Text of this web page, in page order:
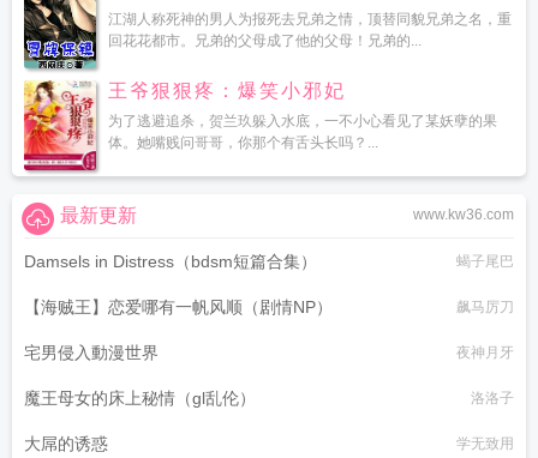
江湖人称死神的男人为报死去兄弟之情，顶替同貌兄弟之名，重
回花花都市。兄弟的父母成了他的父母！兄弟的...
王爷狠狠疼：爆笑小邪妃
为了逃避追杀，贺兰玖躲入水底，一不小心看见了某妖孽的果
体。她嘴贱问哥哥，你那个有舌头长吗？...
www.kw36.com
最新更新
Damsels in Distress（bdsm短篇合集） 蝎子尾巴
【海贼王】恋爱哪有一帆风顺（剧情NP） 飙马厉刀
宅男侵入動漫世界 夜神月牙
魔王母女的床上秘情（gl乱伦） 洛洛子
大屌的诱惑 学无致用